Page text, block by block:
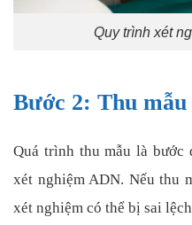
Quy trình xét
Bước 2: Thu
Quá trình thu mẫu là bước
xét nghiệm ADN. Nếu thu
xét nghiệm có thể bị sai